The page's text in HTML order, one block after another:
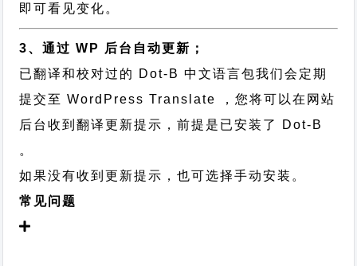
即可看见变化。
3、通过 WP 后台自动更新；
已翻译和校对过的 Dot-B 中文语言包我们会定期
提交至 WordPress Translate ，您将可以在网站
后台收到翻译更新提示，前提是已安装了 Dot-B
。
如果没有收到更新提示，也可选择手动安装。
常见问题